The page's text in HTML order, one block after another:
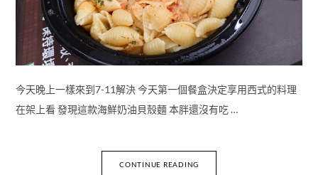
今天晚上一樣來到7-11解決 今天第一個餐盒決定享用西式的料理
在架上看 發現這款海鮮奶油貝殼麵 本胖還沒有吃 …
CONTINUE READING